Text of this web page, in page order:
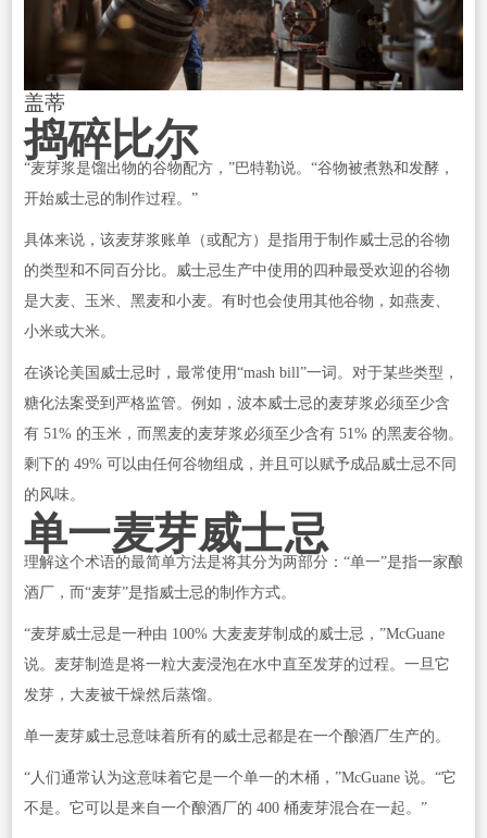
盖蒂
捣碎比尔
“麦芽浆是馏出物的谷物配方，”巴特勒说。“谷物被煮熟和发酵，
开始威士忌的制作过程。”
具体来说，该麦芽浆账单（或配方）是指用于制作威士忌的谷物
的类型和不同百分比。威士忌生产中使用的四种最受欢迎的谷物
是大麦、玉米、黑麦和小麦。有时也会使用其他谷物，如燕麦、
小米或大米。
在谈论美国威士忌时，最常使用“mash bill”一词。对于某些类型，
糖化法案受到严格监管。例如，波本威士忌的麦芽浆必须至少含
有 51% 的玉米，而黑麦的麦芽浆必须至少含有 51% 的黑麦谷物。
剩下的 49% 可以由任何谷物组成，并且可以赋予成品威士忌不同
的风味。
单一麦芽威士忌
理解这个术语的最简单方法是将其分为两部分：“单一”是指一家酿
酒厂，而“麦芽”是指威士忌的制作方式。
“麦芽威士忌是一种由 100% 大麦麦芽制成的威士忌，”McGuane
说。麦芽制造是将一粒大麦浸泡在水中直至发芽的过程。一旦它
发芽，大麦被干燥然后蒸馏。
单一麦芽威士忌意味着所有的威士忌都是在一个酿酒厂生产的。
“人们通常认为这意味着它是一个单一的木桶，”McGuane 说。“它
不是。它可以是来自一个酿酒厂的 400 桶麦芽混合在一起。”